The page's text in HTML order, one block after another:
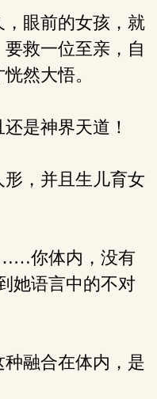
眼前的女孩，就
救一位至亲，自
然大悟。
是神界天道！
，并且生儿育女
你体内，没有
她语言中的不对
融合在体内，是